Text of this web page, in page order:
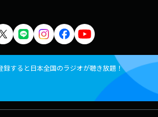
録すると日本全国のラジオが聴き放題！